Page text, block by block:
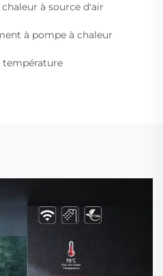
à source d'air
à pompe à chaleur
température